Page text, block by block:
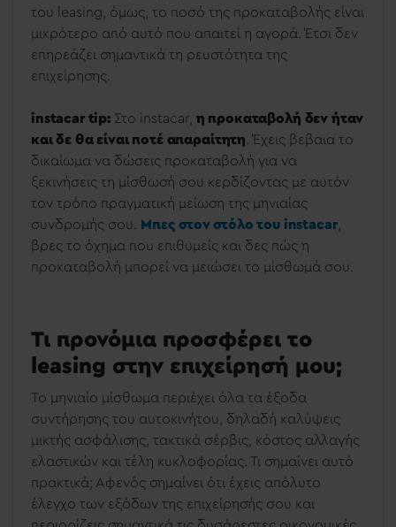
του leasing, όμως, το ποσό της προκαταβολής είναι
μικρότερο από αυτό που απαιτεί η αγορά. Έτσι δεν
επηρεάζει σημαντικά τη ρευστότητα της
επιχείρησης.
instacar tip: Στο instacar, η προκαταβολή δεν ήταν
και δε θα είναι ποτέ απαραίτητη . Έχεις βεβαια το
δικαίωμα να δώσεις προκαταβολή για να
ξεκινήσεις τη μίσθωσή σου κερδίζοντας με αυτόν
τον τρόπο πραγματική μείωση της μηνιαίας
συνδρομής σου.
Μπες στον στόλο του instacar,
βρες το όχημα που επιθυμείς και δες πώς η
προκαταβολή μπορεί να μειώσει το μίσθωμά σου.
Τι προνόμια προσφέρει το
leasing στην επιχείρησή μου;
Το μηνιαίο μίσθωμα περιέχει όλα τα έξοδα
συντήρησης του αυτοκινήτου, δηλαδή καλύψεις
μικτής ασφάλισης, τακτικά σέρβις, κόστος αλλαγής
ελαστικών και τέλη κυκλοφορίας. Τι σημαίνει αυτό
πρακτικά; Αφενός σημαίνει ότι έχεις απόλυτο
έλεγχο των εξόδων της επιχείρησής σου και